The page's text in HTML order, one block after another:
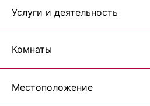
Услуги и деятельность
Комнаты
Местоположение